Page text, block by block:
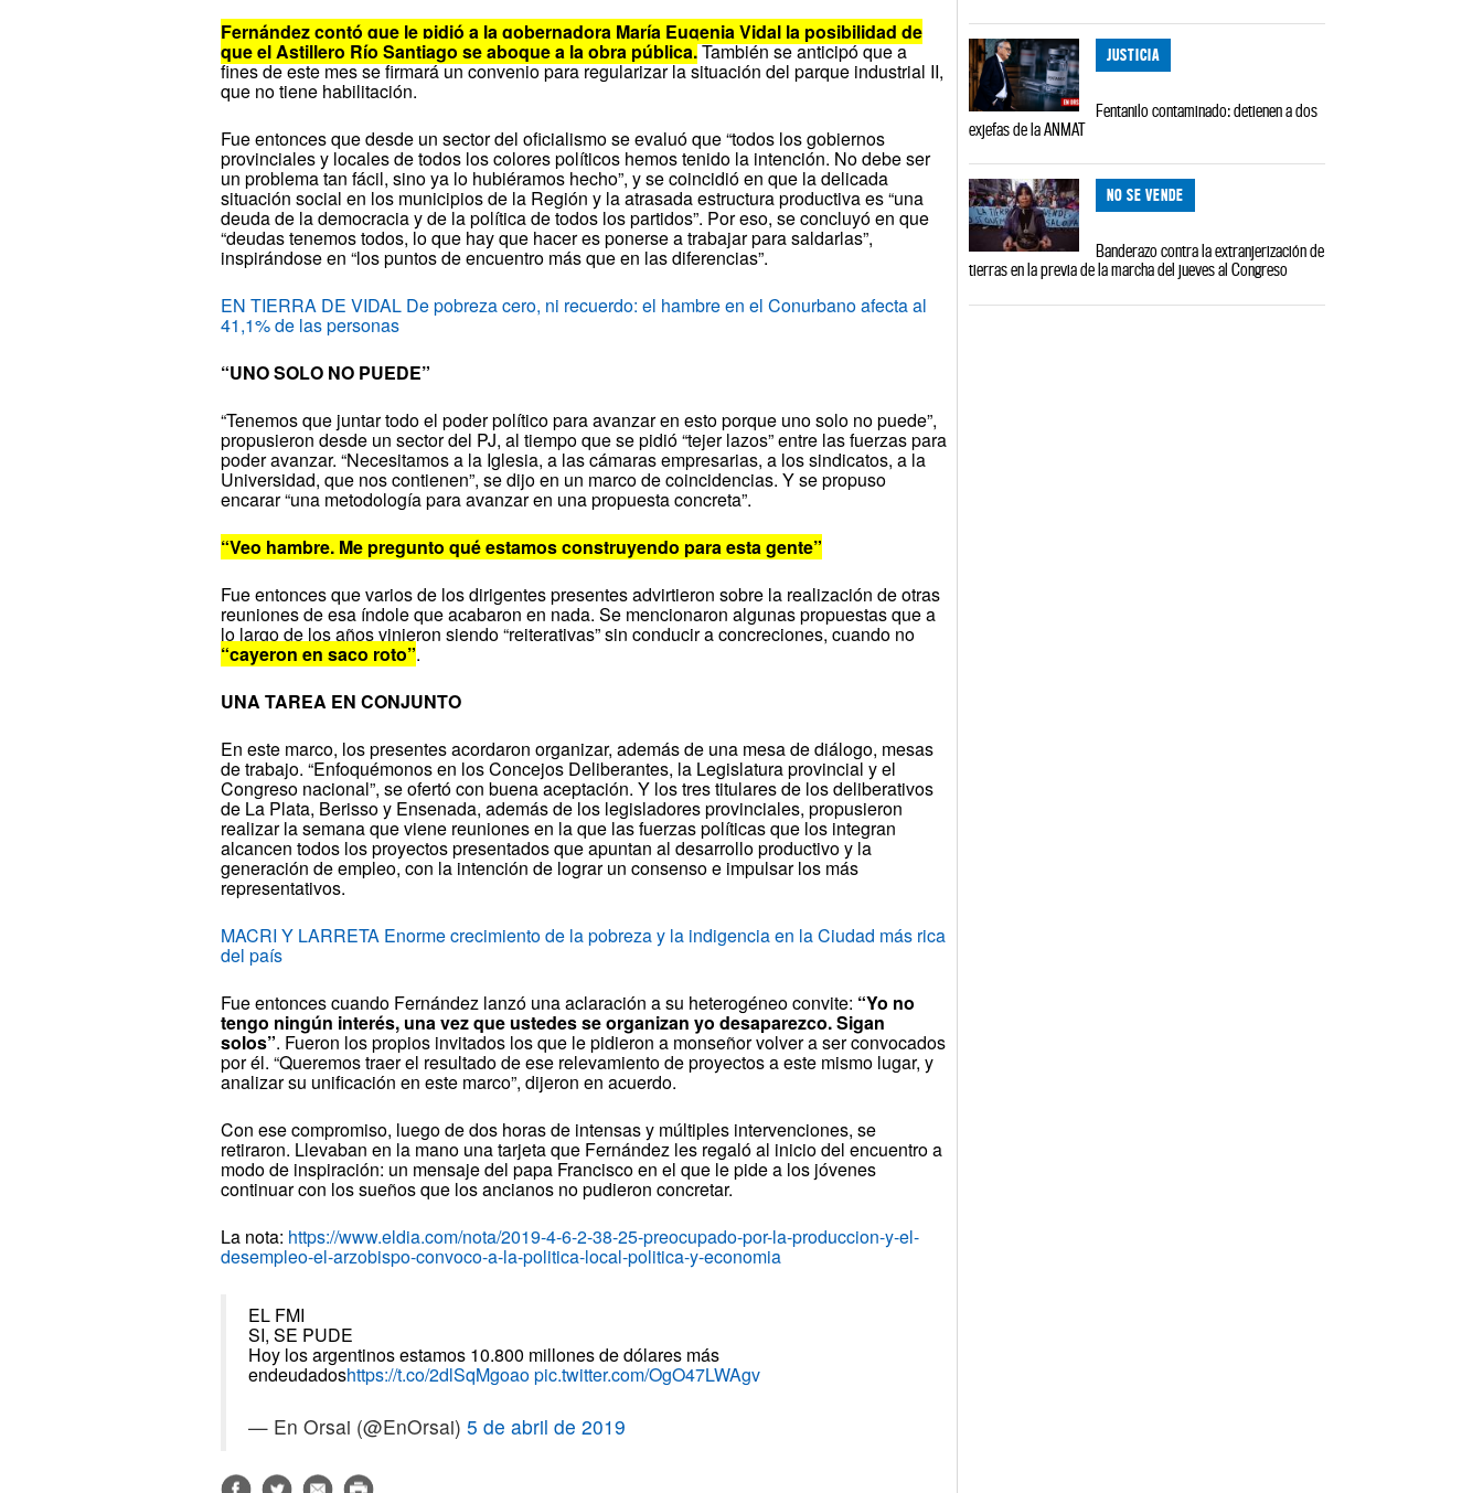
Fernández contó que le pidió a la gobernadora María Eugenia Vidal la posibilidad de
que el Astillero Río Santiago se aboque a la obra pública.También se anticipó que a
fines de este mes se firmará un convenio para regularizar la situación del parque industrial II,
que no tiene habilitación.
Fue entonces que desde un sector del oficialismo se evaluó que “todos los gobiernos
provinciales y locales de todos los colores políticos hemos tenido la intención. No debe ser
un problema tan fácil, sino ya lo hubiéramos hecho”, y se coincidió en que la delicada
situación social en los municipios de la Región y la atrasada estructura productiva es “una
deuda de la democracia y de la política de todos los partidos”. Por eso, se concluyó en que
“deudas tenemos todos, lo que hay que hacer es ponerse a trabajar para saldarlas”,
inspirándose en “los puntos de encuentro más que en las diferencias”.
EN TIERRA DE VIDAL De pobreza cero, ni recuerdo: el hambre en el Conurbano afecta al
41,1% de las personas
“UNO SOLO NO PUEDE”
“Tenemos que juntar todo el poder político para avanzar en esto porque uno solo no puede”,
propusieron desde un sector del PJ, al tiempo que se pidió “tejer lazos” entre las fuerzas para
poder avanzar. “Necesitamos a la Iglesia, a las cámaras empresarias, a los sindicatos, a la
Universidad, que nos contienen”, se dijo en un marco de coincidencias. Y se propuso
encarar “una metodología para avanzar en una propuesta concreta”.
“Veo hambre. Me pregunto qué estamos construyendo para esta gente”
Fue entonces que varios de los dirigentes presentes advirtieron sobre la realización de otras
reuniones de esa índole que acabaron en nada. Se mencionaron algunas propuestas que a
lo largo de los años vinieron siendo “reiterativas” sin conducir a concreciones, cuando no
“cayeron en saco roto”.
UNA TAREA EN CONJUNTO
En este marco, los presentes acordaron organizar, además de una mesa de diálogo, mesas
de trabajo. “Enfoquémonos en los Concejos Deliberantes, la Legislatura provincial y el
Congreso nacional”, se ofertó con buena aceptación. Y los tres titulares de los deliberativos
de La Plata, Berisso y Ensenada, además de los legisladores provinciales, propusieron
realizar la semana que viene reuniones en la que las fuerzas políticas que los integran
alcancen todos los proyectos presentados que apuntan al desarrollo productivo y la
generación de empleo, con la intención de lograr un consenso e impulsar los más
representativos.
MACRI Y LARRETA Enorme crecimiento de la pobreza y la indigencia en la Ciudad más rica
del país
Fue entonces cuando Fernández lanzó una aclaración a su heterogéneo convite: “Yo no
tengo ningún interés, una vez que ustedes se organizan yo desaparezco. Sigan
solos”. Fueron los propios invitados los que le pidieron a monseñor volver a ser convocados
por él. “Queremos traer el resultado de ese relevamiento de proyectos a este mismo lugar, y
analizar su unificación en este marco”, dijeron en acuerdo.
Con ese compromiso, luego de dos horas de intensas y múltiples intervenciones, se
retiraron. Llevaban en la mano una tarjeta que Fernández les regaló al inicio del encuentro a
modo de inspiración: un mensaje del papa Francisco en el que le pide a los jóvenes
continuar con los sueños que los ancianos no pudieron concretar.
La nota: https://www.eldia.com/nota/2019-4-6-2-38-25-preocupado-por-la-produccion-y-el-
desempleo-el-arzobispo-convoco-a-la-politica-local-politica-y-economia
EL FMI
SI, SE PUDE
Hoy los argentinos estamos 10.800 millones de dólares más
endeudadoshttps://t.co/2dlSqMgoaopic.twitter.com/OgO47LWAgv
— En Orsai (@EnOrsai)5 de abril de 2019
JUSTICIA
Fentanilo contaminado: detienen a dos
exjefas de la ANMAT
NO SE VENDE
Banderazo contra la extranjerización de
tierras en la previa de la marcha del jueves al Congreso